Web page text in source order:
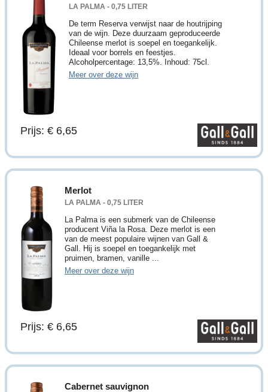
LA PALMA - 0,75 LITER
De term Reserva verwijst naar de houtrijping
van de wijn. Deze duurzaam geproduceerde
Chileense merlot is soepel en toegankelijk.
Ideaal voor borrels en feestjes.
Alcoholpercentage: 13,5%. Inhoud: 75cl.
Meer over deze wijn
Prijs: € 6,65
Merlot
LA PALMA - 0,75 LITER
La Palma is een submerk van de Chileense
producent Viña la Rosa. Deze merlot is een
van de meest populaire wijnen van Gall &
Gall. Hij is soepel en toegankelijk met
pruimen, bramen, vanille ...
Meer over deze wijn
Prijs: € 6,65
Cabernet sauvignon